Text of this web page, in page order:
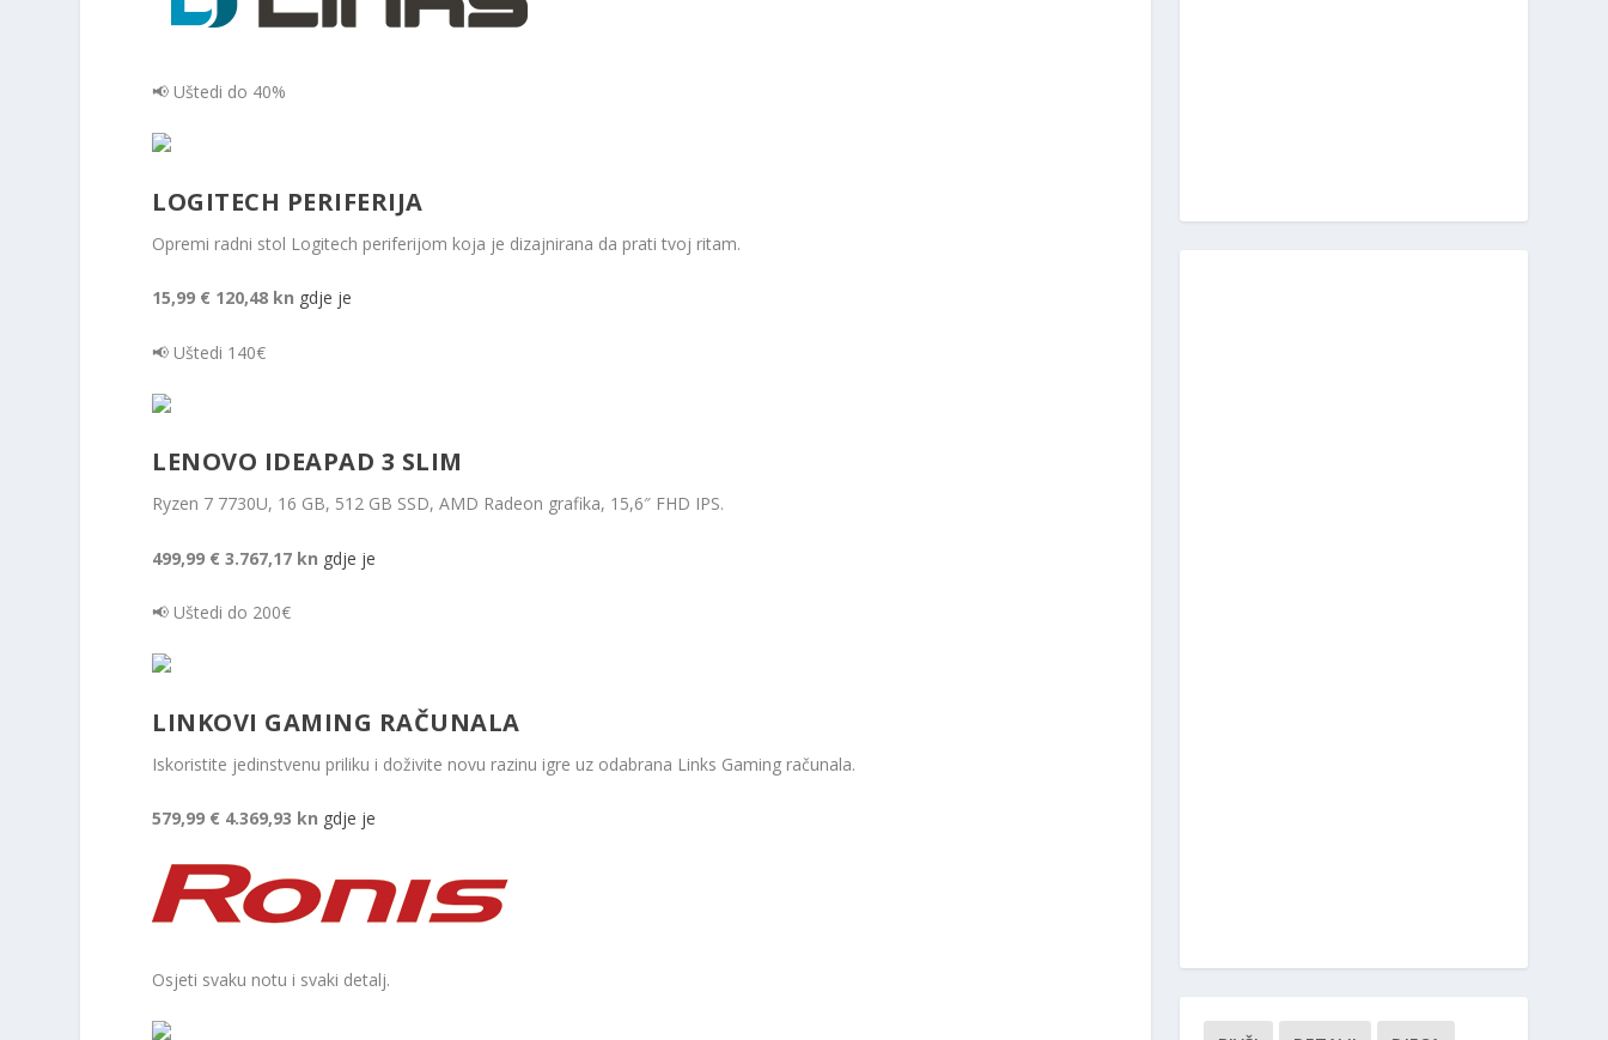
📢 Uštedi do 40%
LOGITECH PERIFERIJA
Opremi radni stol Logitech periferijom koja je dizajnirana da prati tvoj ritam.
15,99 € 120,48 kn gdje je
📢 Uštedi 140€
LENOVO IDEAPAD 3 SLIM
Ryzen 7 7730U, 16 GB, 512 GB SSD, AMD Radeon grafika, 15,6″ FHD IPS.
499,99 €3.767,17 kn gdje je
📢 Uštedi do 200€
LINKOVI GAMING RAČUNALA
Iskoristite jedinstvenu priliku i doživite novu razinu igre uz odabrana Links Gaming računala.
579,99 € 4.369,93 kn gdje je
Osjeti svaku notu i svaki detalj.